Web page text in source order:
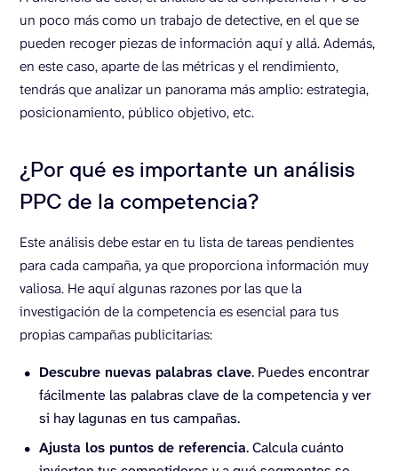
un poco más como un trabajo de detective, en el que se
pueden recoger piezas de información aquí y allá. Además,
en este caso, aparte de las métricas y el rendimiento,
tendrás que analizar un panorama más amplio: estrategia,
posicionamiento, público objetivo, etc.
¿Por qué es importante un análisis
PPC de la competencia?
Este análisis debe estar en tu lista de tareas pendientes
para cada campaña, ya que proporciona información muy
valiosa. He aquí algunas razones por las que la
investigación de la competencia es esencial para tus
propias campañas publicitarias:
Descubre nuevas palabras clave. Puedes encontrar
fácilmente las palabras clave de la competencia y ver
si hay lagunas en tus campañas.
Ajusta los puntos de referencia. Calcula cuánto